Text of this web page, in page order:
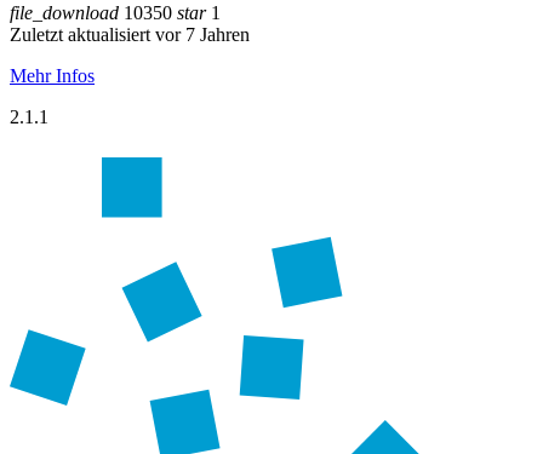
file_download 10350 star1
Zuletzt aktualisiert vor 7 Jahren
Mehr Infos
2.1.1